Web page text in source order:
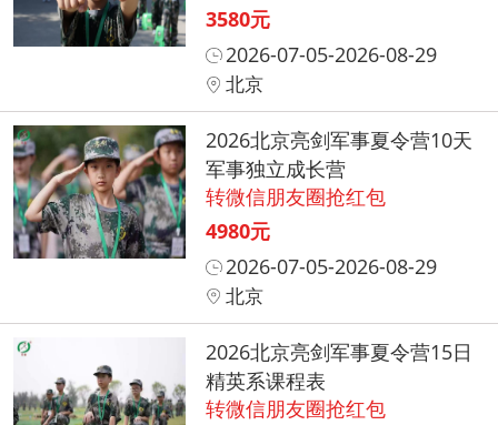
3580元
2026-07-05-2026-08-29
北京
2026北京亮剑军事夏令营10天
军事独立成长营
转微信朋友圈抢红包
4980元
2026-07-05-2026-08-29
北京
2026北京亮剑军事夏令营15日
精英系课程表
转微信朋友圈抢红包